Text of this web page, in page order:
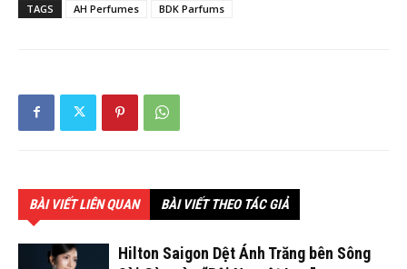
TAGS AH Perfumes BDK Parfums
BÀI VIẾT LIÊN QUAN BÀI VIẾT THEO TÁC GIẢ
Hilton Saigon Dệt Ánh Trăng bên Sông